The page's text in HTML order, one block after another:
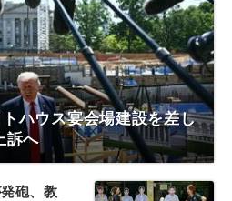
ハウス宴会場建設を差し
訴へ
砲、教